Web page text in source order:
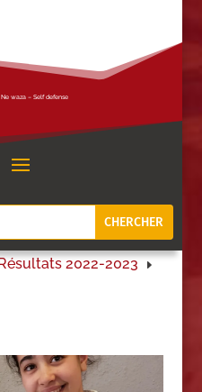
waza – Self defense
Résultats 2022-2023 E